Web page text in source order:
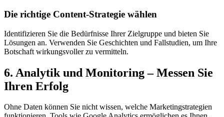
Die richtige Content-Strategie wählen
Identifizieren Sie die Bedürfnisse Ihrer Zielgruppe und bieten Sie
Lösungen an. Verwenden Sie Geschichten und Fallstudien, um Ihre
Botschaft wirkungsvoller zu vermitteln.
6. Analytik und Monitoring – Messen Sie
Ihren Erfolg
Ohne Daten können Sie nicht wissen, welche Marketingstrategien